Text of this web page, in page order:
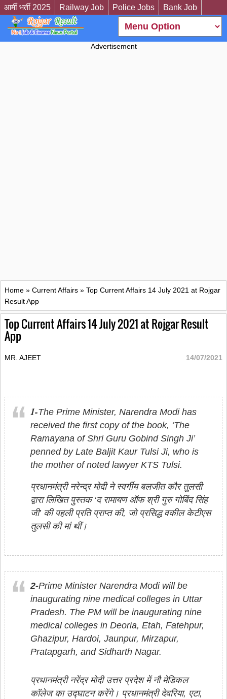
आर्मी भर्ती 2025 Railway Job Police Jobs Bank Job
Advertisement
Home » Current Affairs » Top Current Affairs 14 July 2021 at Rojgar
Result App
Top Current Affairs 14 July 2021 at Rojgar Result
App
MR. AJEET 14/07/2021
1-The Prime Minister, Narendra Modi has
received the first copy of the book, ‘The
Ramayana of Shri Guru Gobind Singh Ji’
penned by Late Baljit Kaur Tulsi Ji, who is
the mother of noted lawyer KTS Tulsi.
प्रधानमंत्री नरेन्द्र मोदी ने स्वर्गीय बलजीत कौर तुलसी
द्वारा लिखित पुस्तक ‘द रामायण ऑफ श्री गुरु गोबिंद सिंह
जी’ की पहली प्रति प्राप्त की, जो प्रसिद्ध वकील केटीएस
तुलसी की मां थीं।
2-Prime Minister Narendra Modi will be
inaugurating nine medical colleges in Uttar
Pradesh. The PM will be inaugurating nine
medical colleges in Deoria, Etah, Fatehpur,
Ghazipur, Hardoi, Jaunpur, Mirzapur,
Pratapgarh, and Sidharth Nagar.
प्रधानमंत्री नरेंद्र मोदी उत्तर प्रदेश में नौ मेडिकल
कॉलेज का उद्घाटन करेंगे। प्रधानमंत्री देवरिया, एटा,